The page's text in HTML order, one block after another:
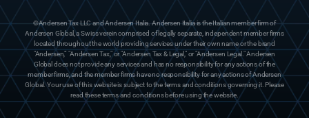
©Andersen Tax LLC and Andersen Italia. Andersen Italia is the Italian member firm of
Andersen Global, a Swiss verein comprised of legally separate, independent member firms
located throughout the world providing services under their own name or the brand
"Andersen,” "Andersen Tax," or "Andersen Tax & Legal," or "Andersen Legal." Andersen
Global does not provide any services and has no responsibility for any actions of the
member firms, and the member firms have no responsibility for any actions of Andersen
Global. Your use of this website is subject to the terms and conditions governing it. Please
read these terms and conditions before using the website.